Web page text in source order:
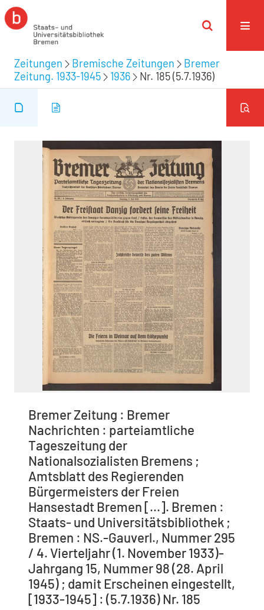
Zeitungen Bremische Zeitungen
Bremer
Zeitung. 1933-1945
1936 Nr. 185 (5.7.1936)
Bremer Zeitung : Bremer
Nachrichten : parteiamtliche
Tageszeitung der
Nationalsozialisten Bremens ;
Amtsblatt des Regierenden
Bürgermeisters der Freien
Hansestadt Bremen [...]. Bremen :
Staats- und Universitätsbibliothek ;
Bremen : NS.-Gauverl., Nummer 295
/ 4. Vierteljahr (1. November 1933)-
Jahrgang 15, Nummer 98 (28. April
1945) ; damit Erscheinen eingestellt,
[1933-1945] : (5.7.1936) Nr. 185